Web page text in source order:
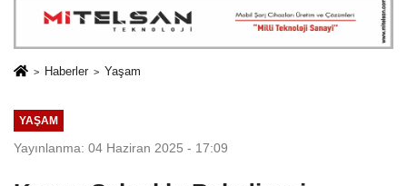
Haberler Yaşam
YAŞAM
Yayınlanma: 04 Haziran 2025 - 17:09